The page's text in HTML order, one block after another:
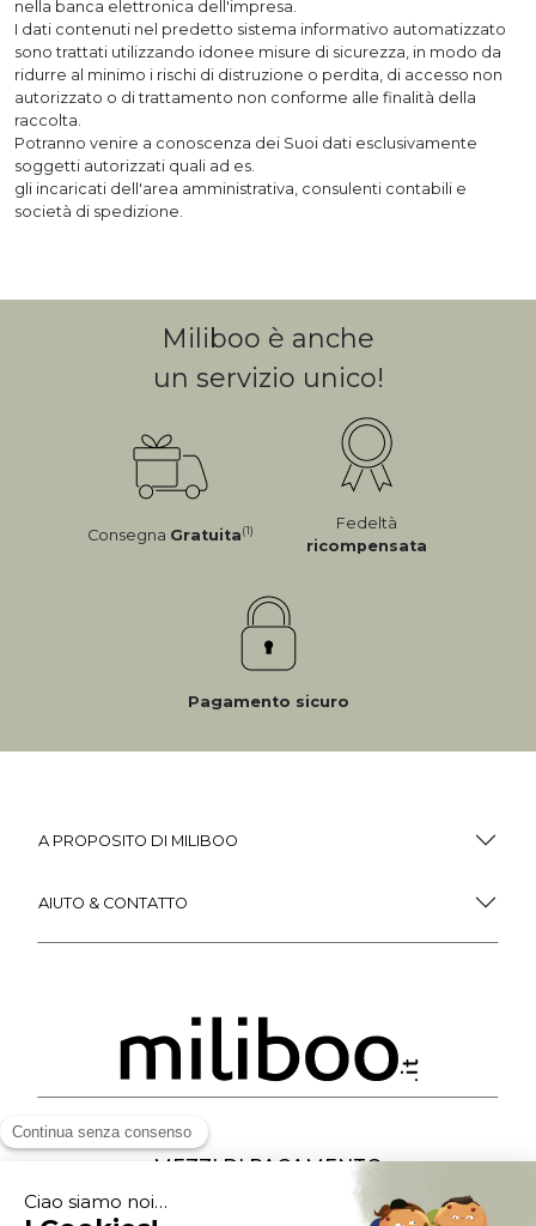
nella banca elettronica dell'impresa.
I dati contenuti nel predetto sistema informativo automatizzato
sono trattati utilizzando idonee misure di sicurezza, in modo da
ridurre al minimo i rischi di distruzione o perdita, di accesso non
autorizzato o di trattamento non conforme alle finalità della
raccolta.
Potranno venire a conoscenza dei Suoi dati esclusivamente
soggetti autorizzati quali ad es.
gli incaricati dell'area amministrativa, consulenti contabili e
società di spedizione.
Miliboo è anche
un servizio unico!
Consegna Gratuita(1)
Fedeltà
ricompensata
Pagamento sicuro
A PROPOSITO DI MILIBOO
AIUTO & CONTATTO
MEZZI DI PAGAMENTO